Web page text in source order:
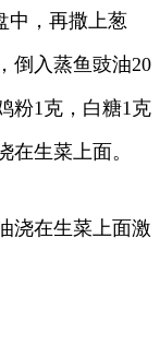
中，再撒上葱
倒入蒸鱼豉油20
粉1克，白糖1克
生菜上面。
浇在生菜上面激